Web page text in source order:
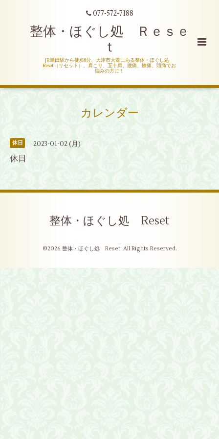
077-572-7188
整体・ほぐし処 Ｒｅｓｅ
ｔ
JR瀬田駅から徒歩8分、大津市大萱にある整体・ほぐし処
Reset（リセット）。肩こり、五十肩、腰痛、膝痛、頭痛でお
悩みの方に！
カレンダー
休日 2023-01-02 (月)
休日
整体・ほぐし処 Reset
©2026 整体・ほぐし処 Reset. All Rights Reserved.